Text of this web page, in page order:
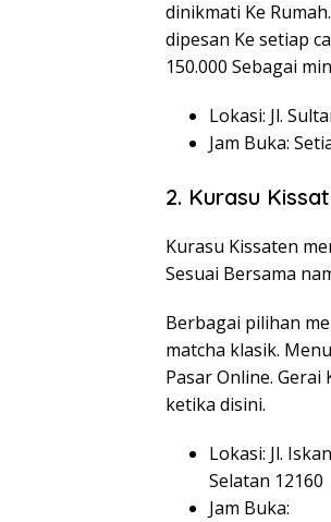
dinikmati Ke
dipesan Ke setiap
150.000 Sebagai
Lokasi: Jl.
Jam Buka:
2. Kurasu
Kurasu Kissaten
Sesuai Bersama
Berbagai pilihan
matcha klasik.
Pasar Online.
ketika disini.
Lokasi: Jl.
Selatan 12160
Jam Buka: